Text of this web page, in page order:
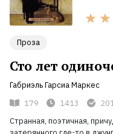
Проза
Сто лет
Габриэль Гарсиа Маркес
179
1413
Странная, поэтичная,